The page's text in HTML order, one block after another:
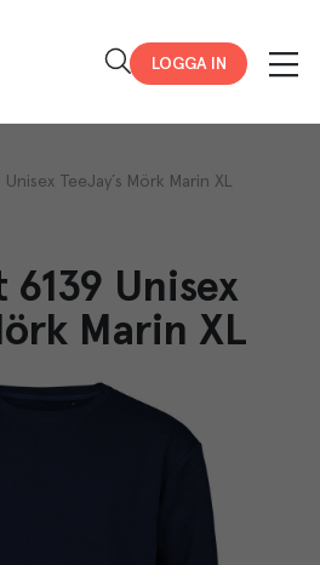
LOGGA IN
TeeJay´s Mörk Marin XL
Unisex
Marin XL